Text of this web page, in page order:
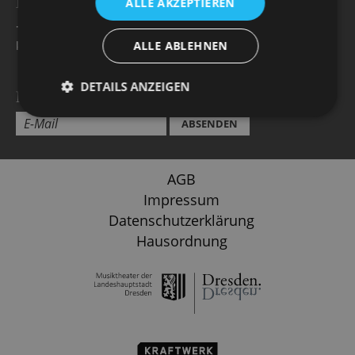
+49 351 32042 222
karten@staatsoperette.de
NEWSLETTER
ABSENDEN
AGB
Impressum
Datenschutzerklärung
Hausordnung
ALLE ABLEHNEN
DETAILS ANZEIGEN